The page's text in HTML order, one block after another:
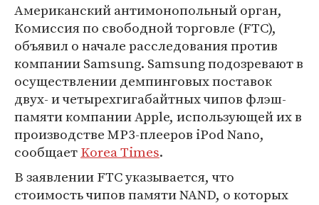
Американский антимонопольный орган,
Комиссия по свободной торговле (FTC),
объявил о начале расследования против
компании Samsung. Samsung подозревают в
осуществлении демпинговых поставок
двух- и четырехгигабайтных чипов флэш-
памяти компании Apple, использующей их в
производстве MP3-плееров iPod Nano,
сообщаетKorea Times.
В заявлении FTC указывается, что
стоимость чипов памяти NAND, о которых